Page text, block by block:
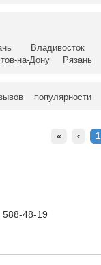
Владивосток
на-Дону Рязань
популярности
« ‹ 1
48-19